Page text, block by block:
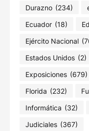
Durazno (234)
Ecuador (18)
Ejército Nacional
Estados Unidos (2)
Exposiciones (679)
Florida (232)
Informática (32)
Judiciales (367)